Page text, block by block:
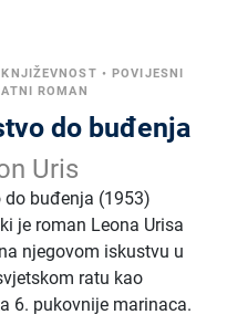
• POVIJESNI
ROMAN
do buđenja
Uris
do buđenja (1953)
je roman Leona Urisa
njegovom iskustvu u
ratu kao
6. pukovnije marinaca.